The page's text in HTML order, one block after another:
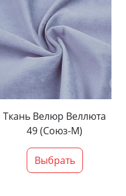
Ткань Велюр Веллюта
49 (Союз-М)
Выбрать